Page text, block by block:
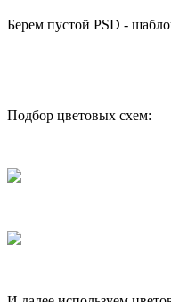
Берем пустой PSD -
Подбор цветовых схем: